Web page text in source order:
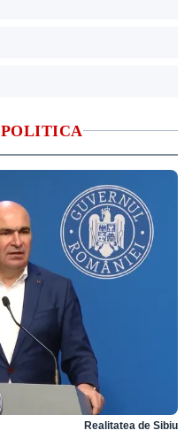
POLITICA
Realitatea de Sibiu